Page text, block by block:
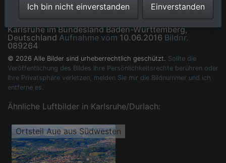
Ortsteil Aue von Südwesten im Ortsteil Durlach in
Karlsruhe im Bundesland Baden-Württemberg,
Deutschland Aufnahme vom 10.06.2016 Bildnr.
089264
© 2026 Alle Bilder sind urheberrechtlich geschützt. Sollte die
Veröffentlichung des Bildes Ihre Persönlichkeitsrechte berühren oder
Ihre Privatsphäre verletzen, melden Sie mir die Bildnummer und ich
entferne es.
Ähnliche Luftbilder in Karlsruhe/Durlach:
Ortsteil Aue aus Südwesten
Ich bin nicht einverstanden Einverstanden